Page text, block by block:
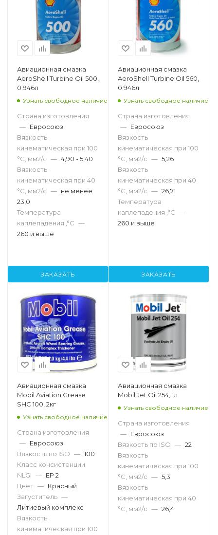
Авиационная смазка
AeroShell Turbine Oil 500,
0.946л
Узнать свободное наличие
Страна изготовления
— Евросоюз
Вязкость
кинематическая при 100
°С, мм2/с — 4,90 - 5,40
Вязкость
кинематическая при 40
°С, мм2/с — не менее
23,0
Температура
каплепадения ,°C —
260 и выше
ЗАКАЗАТЬ
Авиационная смазка
AeroShell Turbine Oil 560,
0.946л
Узнать свободное наличие
Страна изготовления
— Евросоюз
Вязкость
кинематическая при 100
°С, мм2/с — 5,26
Вязкость
кинематическая при 40
°С, мм2/с — 26,71
Температура
каплепадения ,°C —
260 и выше
ЗАКАЗАТЬ
Авиационная смазка
Mobil Aviation Grease
SHC 100, 2кг
Узнать свободное наличие
Страна изготовления
— Евросоюз
Вязкость по ISO — 100
Класс консистенции
NLGI — EP 2
Цвет — Красный
Загуститель —
Литиевый комплекс
Вязкость
кинематическая при 100
Авиационная смазка
Mobil Jet Oil 254, 1л
Узнать свободное наличие
Страна изготовления
— Евросоюз
Вязкость по ISO — 22
Вязкость
кинематическая при 100
°С, мм2/с — 5,3
Вязкость
кинематическая при 40
°С, мм2/с — 26,4